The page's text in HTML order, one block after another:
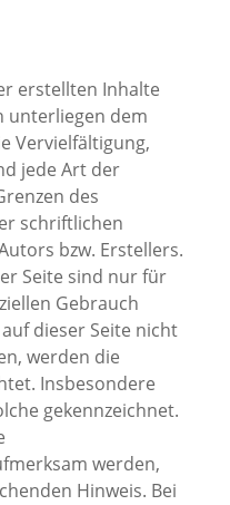
erstellten Inhalte
unterliegen dem
Vervielfältigung,
jede Art der
des
schriftlichen
bzw. Erstellers.
Seite sind nur für
Gebrauch
dieser Seite nicht
werden die
Insbesondere
gekennzeichnet.
werden,
Hinweis. Bei